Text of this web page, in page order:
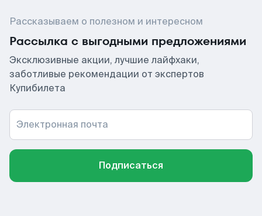
Рассказываем о полезном и интересном
Рассылка с выгодными предложениями
Эксклюзивные акции, лучшие лайфхаки,
заботливые рекомендации от экспертов
Купибилета
Электронная почта
Подписаться